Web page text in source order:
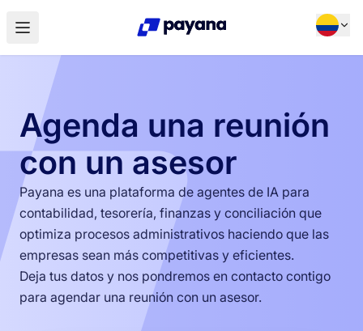
Agenda una reunión
con un asesor
Payana es una plataforma de agentes de IA para
contabilidad, tesorería, finanzas y conciliación que
optimiza procesos administrativos haciendo que las
empresas sean más competitivas y eficientes.
Deja tus datos y nos pondremos en contacto contigo
para agendar una reunión con un asesor.